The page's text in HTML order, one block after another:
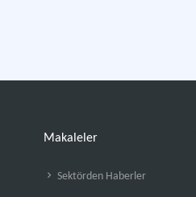
Makaleler
Sektörden Haberler